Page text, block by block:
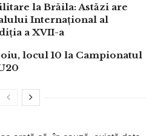
la Brăila: Astăzi are
Internațional al
a XVII-a
locul 10 la Campionatul